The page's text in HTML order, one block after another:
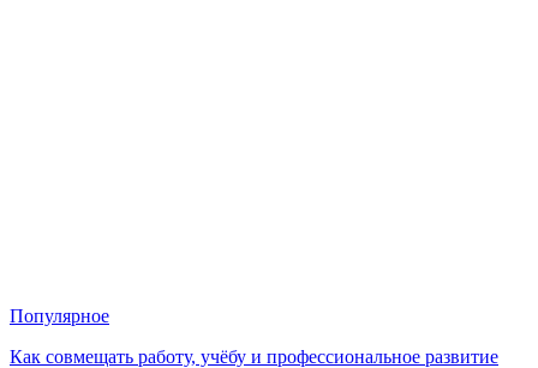
Популярное
Как совмещать работу, учёбу и профессиональное развитие